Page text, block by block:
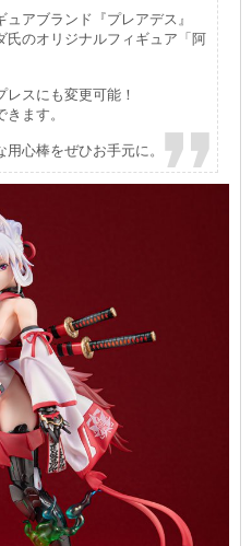
アブランド『プレアデス』
氏のオリジナルフィギュア「阿
スにも変更可能！
ます。
心棒をぜひお手元に。